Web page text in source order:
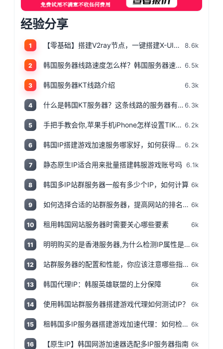
经验分享
1 【零基础】搭建V2ray节点，一键搭建X-UI面板，目前最简单、最安全、最稳定的专属节点搭建方法，晚高峰高速稳定，4K秒开的科学上网 8.6k
2 韩国服务器线路速度怎么样？韩国服务器速度测评 6.5k
3 韩国服务器KT线路介绍 6.3k
4 什么是韩国KT服务器？这条线路的服务器有哪些特点？6.3k
5 手把手教会你,苹果手机iPhone怎样设置TIKTOK文的运营环境，手把手教你怎样运营海外抖音 服务器购买 6.2k
6 韩国IP搭建游戏加速服务哪家好，如何获得韩国IP 6.2k
7 静态原生IP适合用来批量搭建韩服游戏账号吗 6.1k
8 韩国多IP站群服务器一般有多少个IP，如何计算 6k
9 如何选择合适的站群服务器，提高网站的排名和流量 6k
10 租用韩国网站服务器时需要关心哪些要素 6k
11 明明购买的是香港服务器,为什么检测IP属性是归美国?「视频+文案」6k
12 站群服务器的配置和性能，你应该注意哪些指标和参数？ 6k
13 韩国代理IP：韩服英雄联盟的上分保障 6k
14 使用韩国站群服务器搭建游戏代理如何测试IP？ 6k
15 租韩国多IP服务器搭建游戏加速代理：如何检测IP地址是否为本地IP 6k
16 【原生IP】韩国网游加速器选配多IP服务器指南 6k